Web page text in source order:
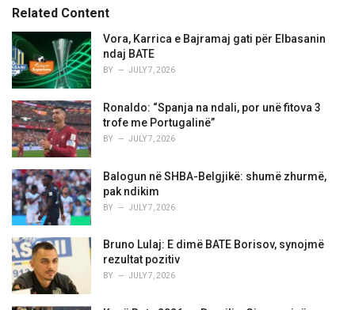
o
r
i
e
s
:
:Related Content
Vora, Karrica e Bajramaj gati për Elbasanin
ndaj BATE
BY JULY 7, 2026
Ronaldo: “Spanja na ndali, por unë fitova 3
trofe me Portugalinë”
BY JULY 7, 2026
Balogun në SHBA-Belgjikë: shumë zhurmë,
pak ndikim
BY JULY 7, 2026
Bruno Lulaj: E dimë BATE Borisov, synojmë
rezultat pozitiv
BY JULY 7, 2026